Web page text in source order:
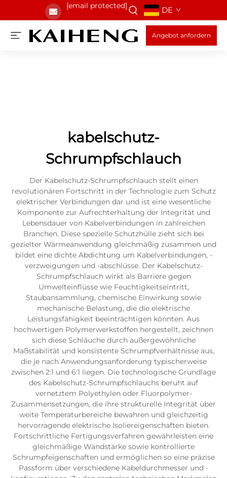
[email protected] DE
Angebot anfordern
kabelschutz-
Schrumpfschlauch
Der Kabelschutz-Schrumpfschlauch stellt einen
revolutionären Fortschritt in der Technologie zum Schutz
elektrischer Verbindungen dar und ist eine wesentliche
Komponente zur Aufrechterhaltung der Integrität und
Lebensdauer von Kabelverbindungen in zahlreichen
Branchen. Diese spezielle Schutzhülle zieht sich bei
gezielter Wärmeanwendung gleichmäßig zusammen und
bildet eine dichte Abdichtung um Kabelverbindungen, -
verzweigungen und -abschlüsse. Der Kabelschutz-
Schrumpfschlauch wirkt als Barriere gegen
Umwelteinflüsse wie Feuchtigkeitseintritt,
Staubansammlung, chemische Einwirkung sowie
mechanische Belastung, die die elektrische
Leistungsfähigkeit beeinträchtigen könnten. Aus
hochwertigen Polymerwerkstoffen hergestellt, zeichnen
sich diese Schläuche durch außergewöhnliche
Maßstabilität und konsistente Schrumpfverhältnisse aus,
die je nach Anwendungsanforderung typischerweise
zwischen 2:1 und 6:1 liegen. Die technologische Grundlage
des Kabelschutz-Schrumpfschlauchs beruht auf
vernetztem Polyethylen oder Fluorpolymer-
Zusammensetzungen, die ihre strukturelle Integrität über
weite Temperaturbereiche bewahren und gleichzeitig
hervorragende elektrische Isoliereigenschaften bieten.
Fortschrittliche Fertigungsverfahren gewährleisten eine
gleichmäßige Wandstärke sowie kontrollierte
Schrumpfeigenschaften und ermöglichen so eine präzise
Passform über verschiedene Kabeldurchmesser und -